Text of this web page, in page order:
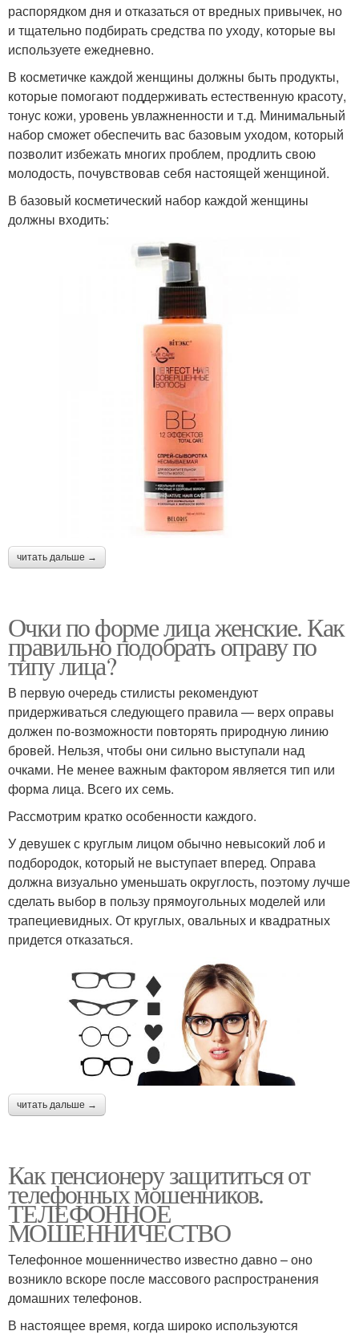
распорядком дня и отказаться от вредных привычек, но
и тщательно подбирать средства по уходу, которые вы
используете ежедневно.
В косметичке каждой женщины должны быть продукты,
которые помогают поддерживать естественную красоту,
тонус кожи, уровень увлажненности и т.д. Минимальный
набор сможет обеспечить вас базовым уходом, который
позволит избежать многих проблем, продлить свою
молодость, почувствовав себя настоящей женщиной.
В базовый косметический набор каждой женщины
должны входить:
читать дальше →
Очки по форме лица женские. Как
правильно подобрать оправу по
типу лица?
В первую очередь стилисты рекомендуют
придерживаться следующего правила — верх оправы
должен по-возможности повторять природную линию
бровей. Нельзя, чтобы они сильно выступали над
очками. Не менее важным фактором является тип или
форма лица. Всего их семь.
Рассмотрим кратко особенности каждого.
У девушек с круглым лицом обычно невысокий лоб и
подбородок, который не выступает вперед. Оправа
должна визуально уменьшать округлость, поэтому лучше
сделать выбор в пользу прямоугольных моделей или
трапециевидных. От круглых, овальных и квадратных
придется отказаться.
читать дальше →
Как пенсионеру защититься от
телефонных мошенников.
ТЕЛЕФОННОЕ
МОШЕННИЧЕСТВО
Телефонное мошенничество известно давно – оно
возникло вскоре после массового распространения
домашних телефонов.
В настоящее время, когда широко используются